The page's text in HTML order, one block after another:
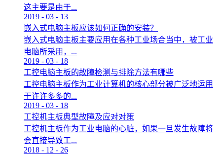
这主要是由于...
2019 - 03 - 13
嵌入式电脑主板应该如何正确的安装？
嵌入式电脑主板主要应用在各种工业场合当中，被工业
电脑所采用，...
2019 - 03 - 18
工控电脑主板的故障检测与排除方法有哪些
工控电脑主板作为工业计算机的核心部分被广泛地运用
于许许多多的...
2019 - 03 - 18
工控机主板典型故障及应对对策
工控机主板作为工业电脑的心脏，如果一旦发生故障将
会直接导致工...
2018 - 12 - 26